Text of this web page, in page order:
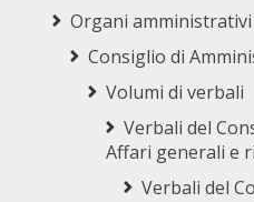
Organi amministrativi
Consiglio di
Volumi di verbali
Verbali del
Affari generali e
Verbali del